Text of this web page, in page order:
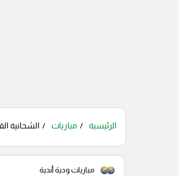
الرئيسية مباريات الشحانية
مباريات ودية أندية